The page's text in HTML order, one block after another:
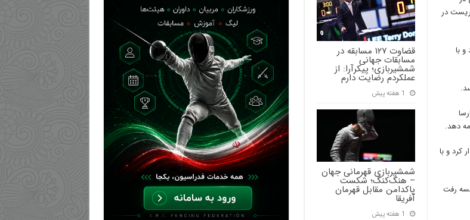
قضاوت ۱۲۷ مسابقه در
مسابقات جهانی
شمشیربازی؛ پیکرآرا: از
عملکردم رضایت دارم
1 هفته پیش
شمشیربازی قهرمانی جهان
– هنگ‌کنگ؛ شکست
پاکدامن مقابل قهرمان
آفریقا
1 هفته پیش
در
با
دهد.
دیدار کرد و با
فرانسه رفت